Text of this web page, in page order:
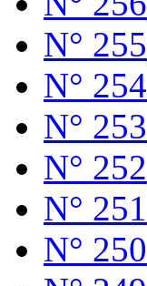
N° 255
N° 254
N° 253
N° 252
N° 251
N° 250